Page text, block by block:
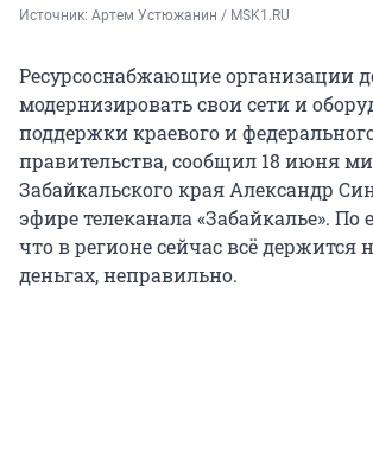
Источник: Артем Устюжанин / MSK1.RU
Ресурсоснабжающие организации
модернизировать свои сети и
поддержки краевого и
правительства, сообщил 18 июня
Забайкальского края Александр
эфире телеканала «Забайкалье». По
что в регионе сейчас всё
деньгах, неправильно.